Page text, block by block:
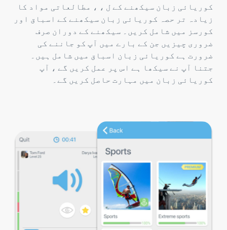
کوریائی زبان سیکھنے کے ل ، ، مطالعاتی مواد کا
زیادہ تر حصہ کوریائی زبان سیکھنے کے اسباق اور
کورسز میں شامل کریں۔ سیکھنے کے دوران صرف
ضروری چیزیں جن کے بارے میں آپ کو جاننے کی
ضرورت ہے کوریائی زبان اسباق میں شامل ہیں۔
جتنا آپ نے سیکھا ہے اس پر عمل کریں گے ، آپ
کوریائی زبان میں مہارت حاصل کریں گے۔